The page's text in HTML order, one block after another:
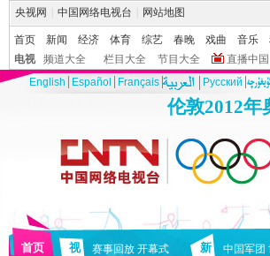
央视网 中国网络电视台 网站地图
首页 新闻 经济 体育 综艺 春晚 戏曲 音乐
电视
频道大全 栏目大全 节目大全 直播中国
English
Español Français Pусский
伦敦2012年
首页
视
赛事回放 开幕式
新
中国军团